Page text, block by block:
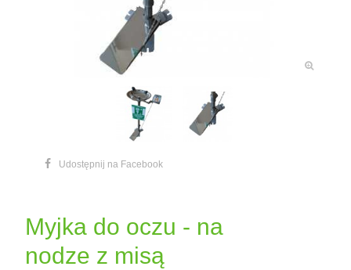
Udostępnij na Facebook
Myjka do oczu - na
nodze z misą